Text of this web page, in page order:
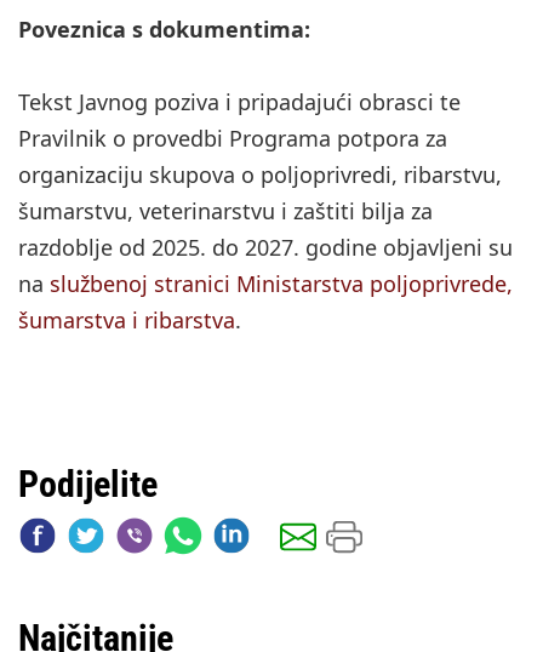
Poveznica s dokumentima:
Tekst Javnog poziva i pripadajući obrasci te
Pravilnik o provedbi Programa potpora za
organizaciju skupova o poljoprivredi, ribarstvu,
šumarstvu, veterinarstvu i zaštiti bilja za
razdoblje od 2025. do 2027. godine objavljeni su
na službenoj stranici Ministarstva poljoprivrede,
šumarstva i ribarstva.
Podijelite
Najčitanije